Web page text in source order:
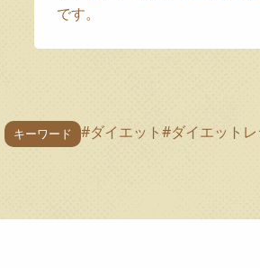
です。
キーワード #ダイエット#ダイエット